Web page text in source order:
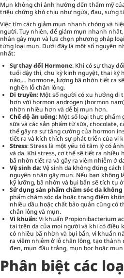
Mụn không chỉ ảnh hưởng đến thẩm mỹ
triệu chứng khó chịu như ngứa, đau, sưng
Việc tìm cách giảm mụn nhanh chóng và
người. Tuy nhiên, để giảm mụn nhanh
nhân gây mụn và lựa chọn phương pháp
từng loại mụn. Dưới đây là một số nguyên
nhất:
Sự thay đổi Hormone: Khi có sự thay
tuổi dậy thì, chu kỳ kinh nguyệt, thai kỳ
nào,… hormone, lượng bã nhờn tiết ra
nghẽn lỗ chân lông.
Di truyền: Một số người có xu hướng di
hơn với hormon androgen (hormon
nhờn nhiều hơn và dễ bị mụn hơn.
Chế độ ăn uống: Một số loại thực
sữa và các sản phẩm từ sữa, chocolate,
thể gây ra sự tăng cường của hormon
tiết ra và kích thích sự phát triển của vi
Stress: Stress là một yếu tố tâm lý có
và da. Khi stress, cơ thể sẽ tiết ra
bã nhờn tiết ra và gây ra viêm nhiễm ở
Vệ sinh da: Vệ sinh da không đúng
nguyên nhân gây mụn. Nếu bạn không
kỹ lưỡng, bã nhờn và bụi bẩn sẽ tích tụ
Sử dụng sản phẩm chăm sóc da
phẩm chăm sóc da hoặc trang điểm
nhiều dầu hoặc chất bảo quản cũng có
chân lông và mụn.
Vi khuẩn: Vi khuẩn Propionibacterium
tại trên da của mọi người và khi có
có nhiều bã nhờn và bụi bẩn, vi khuẩn
ra viêm nhiễm ở lỗ chân lông, tạo
đen, mụn đầu trắng, mụn bọc hoặc
Phân biệt các